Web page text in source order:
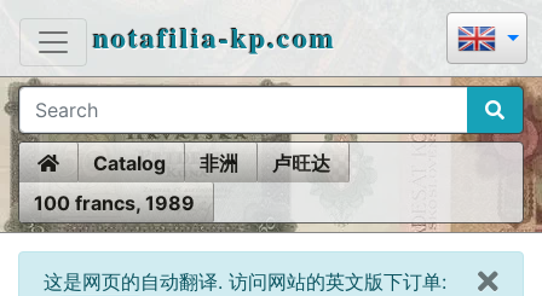
notafilia-kp.com
HomeCatalog 非洲
卢旺达
100 francs, 1989
这是网页的自动翻译. 访问网站的英文版下订单: